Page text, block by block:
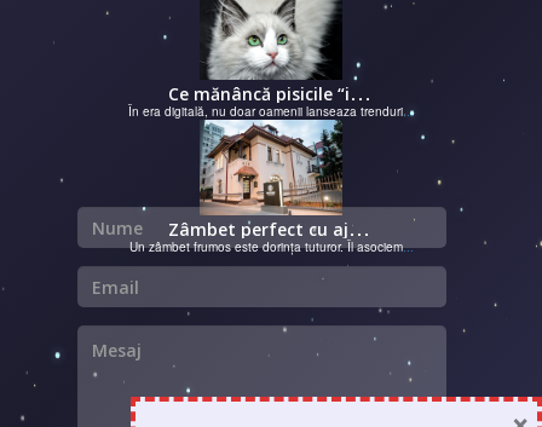
C
e mănâncă pisicile “influencer” pe Instagram? Hrana lor virală
În era digitală, nu doar oamenii lanseaza trenduri...
Z
âmbet perfect cu ajutorul unui cabinet dentar
Un zâmbet frumos este dorința tuturor. Îl asociem...
Nume
Mesaj